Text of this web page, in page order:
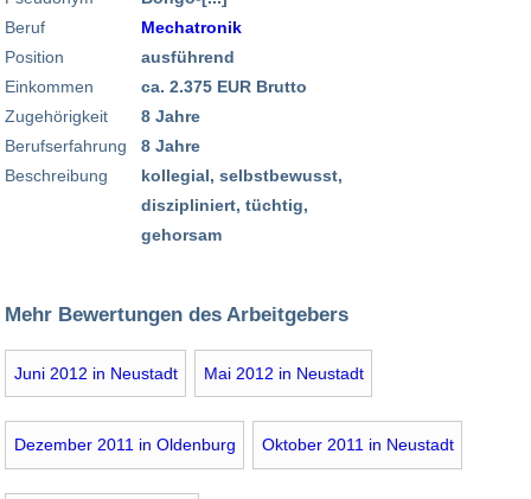
Beruf
Position
Einkommen
Zugehörigkeit
Berufserfahrung
Beschreibung
Mechatronik
ausführend
ca. 2.375 EUR Brutto
8 Jahre
8 Jahre
kollegial, selbstbewusst,
diszipliniert, tüchtig,
gehorsam
Mehr Bewertungen des Arbeitgebers
Juni 2012 in Neustadt Mai 2012 in Neustadt
Dezember 2011 in Oldenburg Oktober 2011 in Neustadt